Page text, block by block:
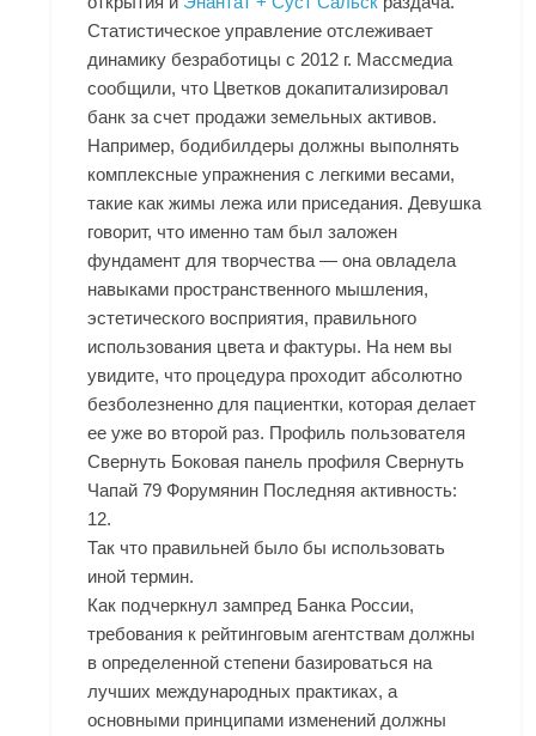
Статистическое управление отслеживает
динамику безработицы с 2012 г. Массмедиа
сообщили, что Цветков докапитализировал
банк за счет продажи земельных активов.
Например, бодибилдеры должны выполнять
комплексные упражнения с легкими весами,
такие как жимы лежа или приседания. Девушка
говорит, что именно там был заложен
фундамент для творчества — она овладела
навыками пространственного мышления,
эстетического восприятия, правильного
использования цвета и фактуры. На нем вы
увидите, что процедура проходит абсолютно
безболезненно для пациентки, которая делает
ее уже во второй раз. Профиль пользователя
Свернуть Боковая панель профиля Свернуть
Чапай 79 Форумянин Последняя активность:
12.
Так что правильней было бы использовать
иной термин.
Как подчеркнул зампред Банка России,
требования к рейтинговым агентствам должны
в определенной степени базироваться на
лучших международных практиках, а
основными принципами изменений должны